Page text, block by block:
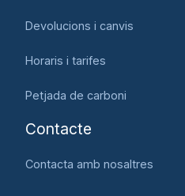
Devolucions i canvis
Horaris i tarifes
Petjada de carboni
Contacte
Contacta amb nosaltres